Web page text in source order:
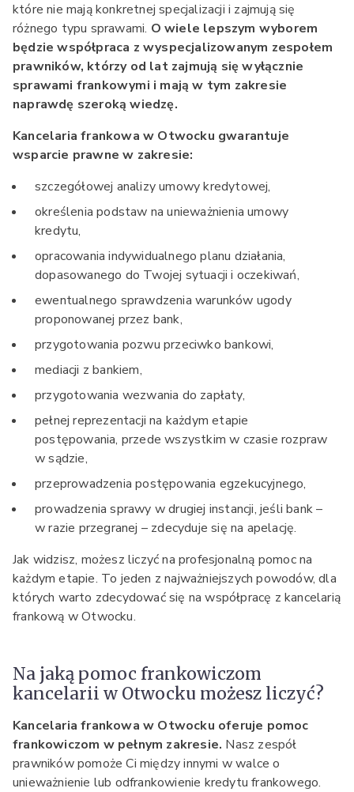
które nie mają konkretnej specjalizacji i zajmują się
różnego typu sprawami. O wiele lepszym wyborem
będzie współpraca z wyspecjalizowanym zespołem
prawników, którzy od lat zajmują się wyłącznie
sprawami frankowymi i mają w tym zakresie
naprawdę szeroką wiedzę.
Kancelaria frankowa w Otwocku gwarantuje
wsparcie prawne w zakresie:
szczegółowej analizy umowy kredytowej,
określenia podstaw na unieważnienia umowy
kredytu,
opracowania indywidualnego planu działania,
dopasowanego do Twojej sytuacji i oczekiwań,
ewentualnego sprawdzenia warunków ugody
proponowanej przez bank,
przygotowania pozwu przeciwko bankowi,
mediacji z bankiem,
przygotowania wezwania do zapłaty,
pełnej reprezentacji na każdym etapie
postępowania, przede wszystkim w czasie rozpraw
w sądzie,
przeprowadzenia postępowania egzekucyjnego,
prowadzenia sprawy w drugiej instancji, jeśli bank –
w razie przegranej – zdecyduje się na apelację.
Jak widzisz, możesz liczyć na profesjonalną pomoc na
każdym etapie. To jeden z najważniejszych powodów, dla
których warto zdecydować się na współpracę z kancelarią
frankową w Otwocku.
Na jaką pomoc frankowiczom
kancelarii w Otwocku możesz liczyć?
Kancelaria frankowa w Otwocku oferuje pomoc
frankowiczom w pełnym zakresie. Nasz zespół
prawników pomoże Ci między innymi w walce o
unieważnienie lub odfrankowienie kredytu frankowego.